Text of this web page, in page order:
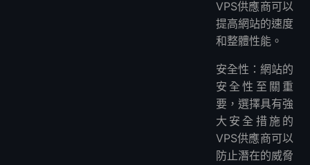
VPS供應商可以
提高網站的速度
和整體性能。
安全性：網站的
安全性至關重
要，選擇具有強
大安全措施的
VPS供應商可以
防止潛在的威脅